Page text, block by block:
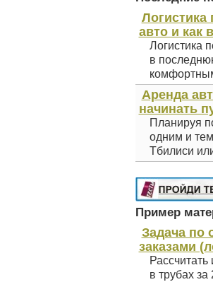
Логистика
авто и как
Логистика
в
Аренда
начинать
Планируя
одним и
Тбилиси
Пример
Задача по
заказами
в трубах